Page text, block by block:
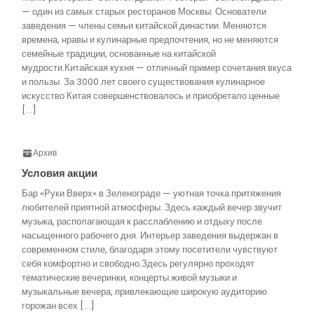
— один из самых старых ресторанов Москвы. Основатели
заведения — члены семьи китайской династии. Меняются
времена, нравы и кулинарные предпочтения, но не меняются
семейные традиции, основанные на китайской
мудрости.Китайская кухня — отличный пример сочетания вкуса
и пользы. За 3000 лет своего существования кулинарное
искусство Китая совершенствовалось и приобретало ценные
[…]
Архив
Условия акции
Бар «Руки Вверх» в Зеленограде — уютная точка притяжения
любителей приятной атмосферы. Здесь каждый вечер звучит
музыка, располагающая к расслаблению и отдыху после
насыщенного рабочего дня. Интерьер заведения выдержан в
современном стиле, благодаря этому посетители чувствуют
себя комфортно и свободно.Здесь регулярно проходят
тематические вечеринки, концерты живой музыки и
музыкальные вечера, привлекающие широкую аудиторию
горожан всех […]